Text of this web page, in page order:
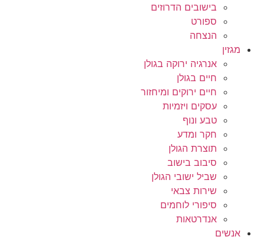
בישובים הדרוזים
ספורט
הנצחה
מגזין
אנרגיה ירוקה בגולן
חיים בגולן
חיים ירוקים ומיחזור
עסקים ויזמיות
טבע ונוף
חקר ומדע
תוצרת הגולן
סיבוב בישוב
שביל ישובי הגולן
שירות צבאי
סיפורי לוחמים
אנדרטאות
אנשים